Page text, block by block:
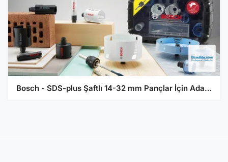
Bosch - SDS-plus Şaftlı 14-32 mm Pançlar İçin Adaptör